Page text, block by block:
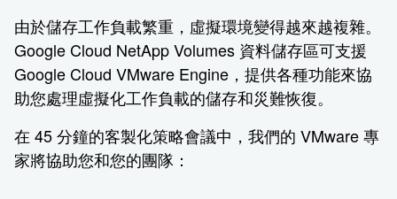
由於儲存工作負載繁重，虛擬環境變得越來越複雜。
Google Cloud NetApp Volumes 資料儲存區可支援
Google Cloud VMware Engine，提供各種功能來協
助您處理虛擬化工作負載的儲存和災難恢復。
在 45 分鐘的客製化策略會議中，我們的 VMware 專
家將協助您和您的團隊：